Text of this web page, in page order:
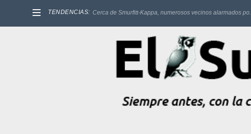
TENDENCIAS: Cerca de Smurfitt-Kappa, numerosos vecinos alarmados po...